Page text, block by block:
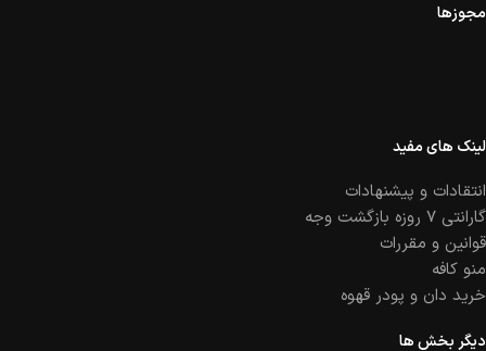
مجوزها
لینک های مفید
انتقادات و پیشنهادات
گارانتی ۷ روزه بازگشت وجه
قوانین و مقررات
منو کافه
خرید دان و پودر قهوه
دیگر بخش ها